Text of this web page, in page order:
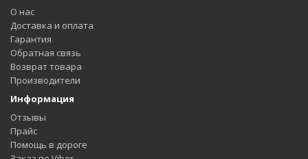
О нас
Доставка и оплата
Гарантия
Обратная связь
Возврат товара
Производители
Информация
Отзывы
Прайс
Помощь в дороге